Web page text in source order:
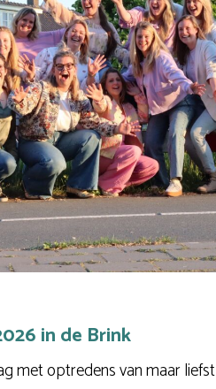
in de Brink
met optredens van maar liefst